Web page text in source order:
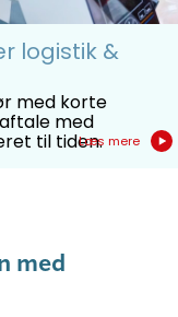
logistik &
med korte
med
til tiden.Læs mere
med